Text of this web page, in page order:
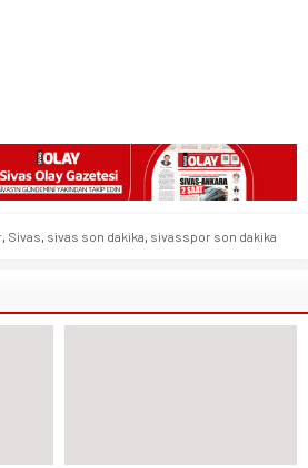
, Sivas, sivas son dakika, sivasspor son dakika